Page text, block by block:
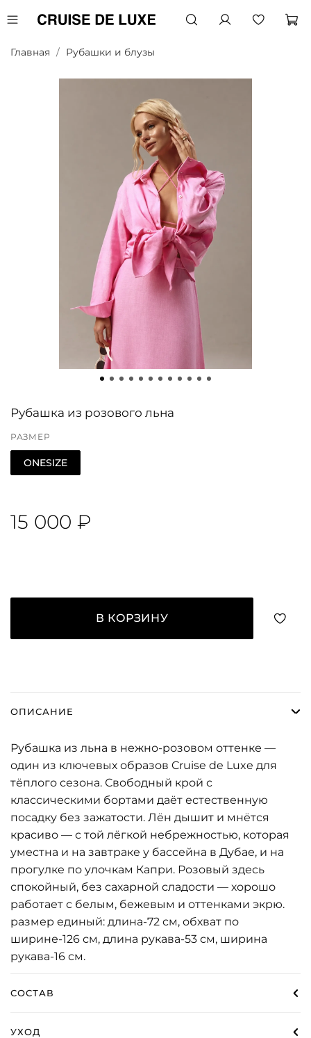
Главная Рубашки и блузы
Рубашка из розового льна
РАЗМЕР
ONESIZE
15 000 ₽
В КОРЗИНУ
ОПИСАНИЕ
Рубашка из льна в нежно-розовом оттенке —
один из ключевых образов Cruise de Luxe для
тёплого сезона. Свободный крой с
классическими бортами даёт естественную
посадку без зажатости. Лён дышит и мнётся
красиво — с той лёгкой небрежностью, которая
уместна и на завтраке у бассейна в Дубае, и на
прогулке по улочкам Капри. Розовый здесь
спокойный, без сахарной сладости — хорошо
работает с белым, бежевым и оттенками экрю.
размер единый: длина-72 см, обхват по
ширине-126 см, длина рукава-53 см, ширина
рукава-16 см.
СОСТАВ
УХОД